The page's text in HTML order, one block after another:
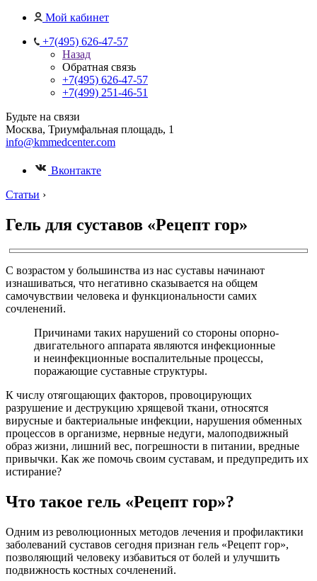
Мой кабинет
+7(495) 626-47-57
Назад
Обратная связь
+7(495) 626-47-57
+7(499) 251-46-51
Будьте на связи
Москва, Триумфальная площадь, 1
info@kmmedcenter.com
Вконтакте
Статьи ›
Гель для суставов «Рецепт гор»
С возрастом у большинства из нас суставы начинают
изнашиваться, что негативно сказывается на общем
самочувствии человека и функциональности самих
сочленений.
Причинами таких нарушений со стороны опорно-
двигательного аппарата являются инфекционные
и неинфекционные воспалительные процессы,
поражающие суставные структуры.
К числу отягощающих факторов, провоцирующих
разрушение и деструкцию хрящевой ткани, относятся
вирусные и бактериальные инфекции, нарушения обменных
процессов в организме, нервные недуги, малоподвижный
образ жизни, лишний вес, погрешности в питании, вредные
привычки. Как же помочь своим суставам, и предупредить их
истирание?
Что такое гель «Рецепт гор»?
Одним из революционных методов лечения и профилактики
заболеваний суставов сегодня признан гель «Рецепт гор»,
позволяющий человеку избавиться от болей и улучшить
подвижность костных сочленений.